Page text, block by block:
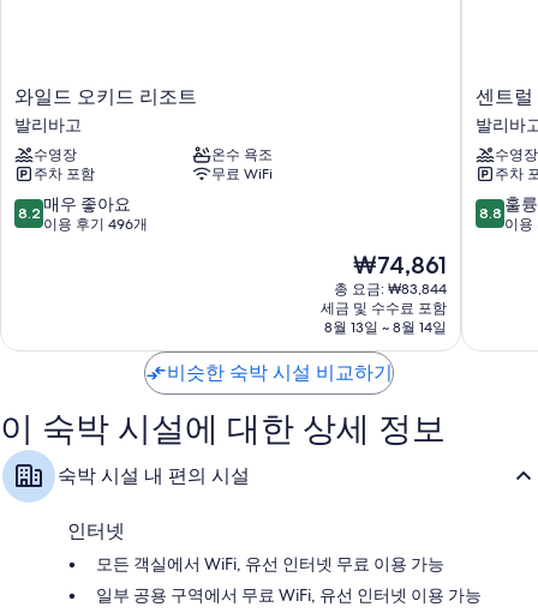
위해 24시간 룸서비스, 고급 침구 외에도 노트북 보관이 가능한 금고, 에어
컨 같은 특전이 세심하게 준비되어 있습니다.
이 밖에 다음과 같은 편의 시설 및 서비스를 모든 객실에서 이용하실 수 있
습니다.
별도의 욕조/샤워 시설, 비데 및 무료 세면용품
냉장고, 전기 주전자 및 하우스키핑 서비스(매일)
와
일
드
오
키
드
리
고
와일드 오키드 리조트
발리바고
수영장
온수 욕조
주차 포함
무료 WiFi
10
점
매
아
요,
이
용
후
8.2 매우 좋아요
이용 후기 496개
현
재
요
금
₩74,861
₩74,861
총 요금: ₩83,844
세금 및 수수료 포함
8월 13일 ~ 8월 14일
센
트
럴
파
크
타
워
바
센트럴
발리바
수영장
주차
10
점
훌
8.8 훌
이용
비슷한 숙박 시설 비교하기
이 숙박 시설에 대한 상세 정보
숙박 시설 내 편의 시설
인터넷
모든 객실에서 WiFi, 유선 인터넷 무료 이용 가능
일부 공용 구역에서 무료 WiFi, 유선 인터넷 이용 가능